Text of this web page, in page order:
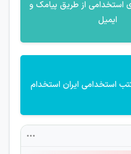
استخدامی از طریق پیامک و
ایمیل
استخدامی ایران استخدام